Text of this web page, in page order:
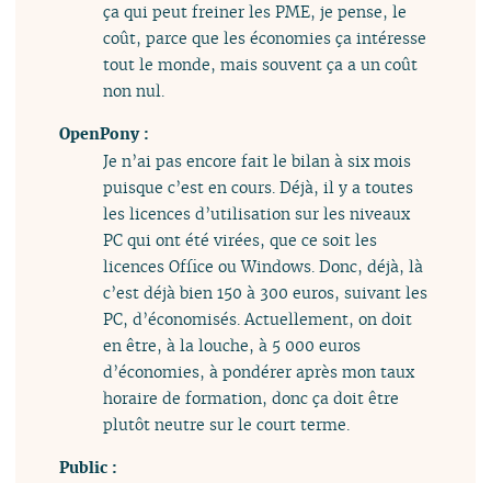
ça qui peut freiner les PME, je pense, le
coût, parce que les économies ça intéresse
tout le monde, mais souvent ça a un coût
non nul.
OpenPony :
Je n’ai pas encore fait le bilan à six mois
puisque c’est en cours. Déjà, il y a toutes
les licences d’utilisation sur les niveaux
PC qui ont été virées, que ce soit les
licences Office ou Windows. Donc, déjà, là
c’est déjà bien 150 à 300 euros, suivant les
PC, d’économisés. Actuellement, on doit
en être, à la louche, à 5 000 euros
d’économies, à pondérer après mon taux
horaire de formation, donc ça doit être
plutôt neutre sur le court terme.
Public :